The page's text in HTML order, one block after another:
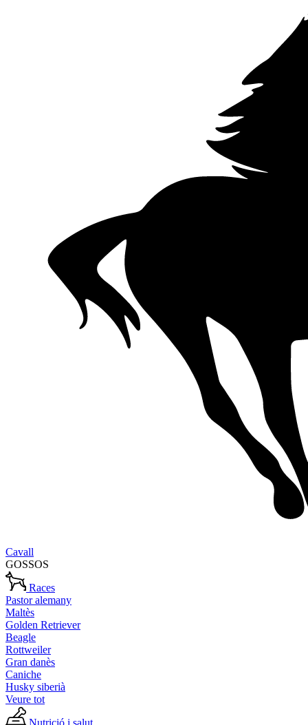
Cavall
GOSSOS
Races
Pastor alemany
Maltès
Golden Retriever
Beagle
Rottweiler
Gran danès
Caniche
Husky siberià
Veure tot
Nutrició i salut